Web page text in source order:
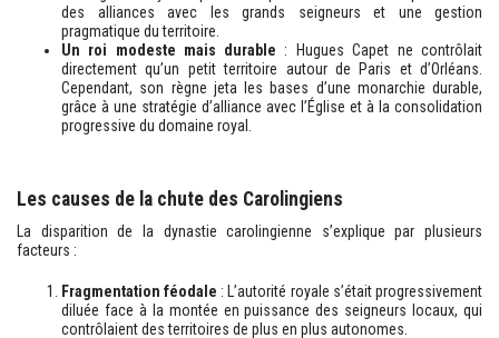
des alliances avec les grands seigneurs et une gestion
pragmatique du territoire.
Un roi modeste mais durable : Hugues Capet ne contrôlait
directement qu’un petit territoire autour de Paris et d’Orléans.
Cependant, son règne jeta les bases d’une monarchie durable,
grâce à une stratégie d’alliance avec l’Église et à la consolidation
progressive du domaine royal.
Les causes de la chute des Carolingiens
La disparition de la dynastie carolingienne s’explique par plusieurs
facteurs :
Fragmentation féodale : L’autorité royale s’était progressivement
diluée face à la montée en puissance des seigneurs locaux, qui
contrôlaient des territoires de plus en plus autonomes.